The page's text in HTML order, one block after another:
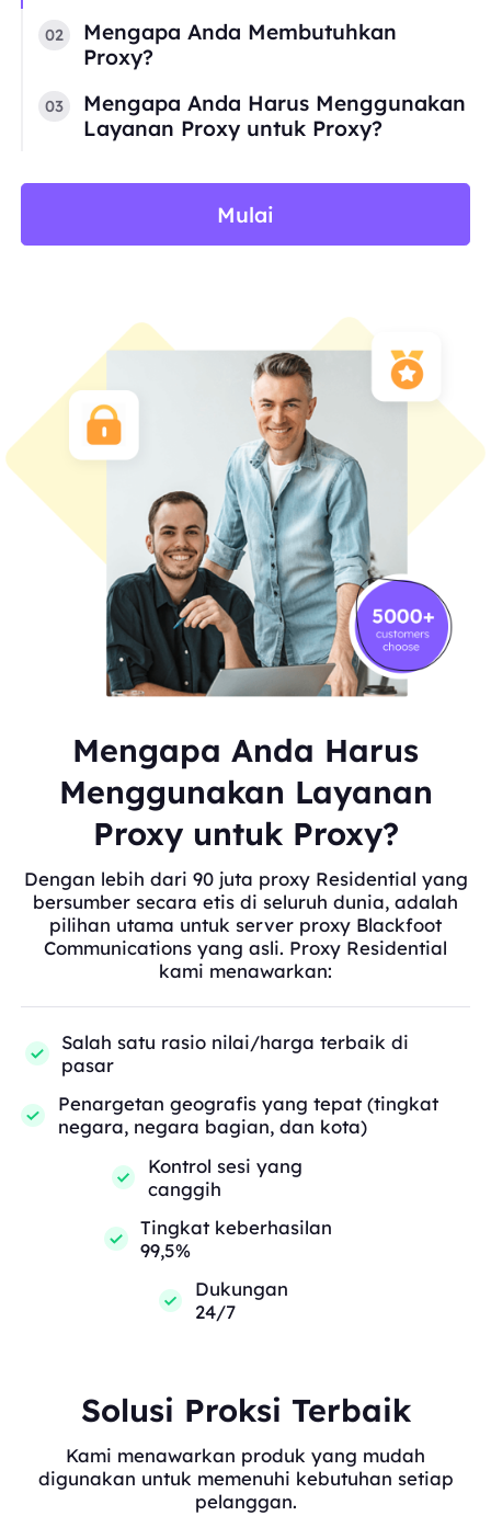
02
Mengapa Anda Membutuhkan
Proxy?
03
Mengapa Anda Harus Menggunakan
Layanan Proxy untuk Proxy?
Mulai
Mengapa Anda Harus
Menggunakan Layanan
Proxy untuk Proxy?
Dengan lebih dari 90 juta proxy Residential yang
bersumber secara etis di seluruh dunia, adalah
pilihan utama untuk server proxy Blackfoot
Communications yang asli. Proxy Residential
kami menawarkan:
Salah satu rasio nilai/harga terbaik di
pasar
Penargetan geografis yang tepat (tingkat
negara, negara bagian, dan kota)
Kontrol sesi yang
canggih
Tingkat keberhasilan
99,5%
Dukungan
24/7
Solusi Proksi Terbaik
Kami menawarkan produk yang mudah
digunakan untuk memenuhi kebutuhan setiap
pelanggan.